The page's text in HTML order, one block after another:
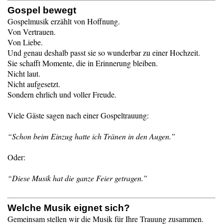
Gospel bewegt
Gospelmusik erzählt von Hoffnung.
Von Vertrauen.
Von Liebe.
Und genau deshalb passt sie so wunderbar zu einer Hochzeit.
Sie schafft Momente, die in Erinnerung bleiben.
Nicht laut.
Nicht aufgesetzt.
Sondern ehrlich und voller Freude.
Viele Gäste sagen nach einer Gospeltrauung:
“Schon beim Einzug hatte ich Tränen in den Augen.”
Oder:
“Diese Musik hat die ganze Feier getragen.”
Welche Musik eignet sich?
Gemeinsam stellen wir die Musik für Ihre Trauung zusammen.